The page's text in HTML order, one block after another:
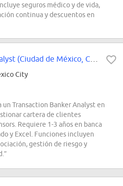
seguros médico y de vida,
continua y descuentos en
City
un Transaction Banker Analyst en
cartera de clientes
Requiere 1-3 años en banca
y Excel. Funciones incluyen
gestión de riesgo y